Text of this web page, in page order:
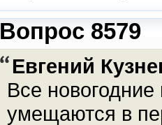
Вопрос 8579
Евгений
Все новогодние
умещаются в